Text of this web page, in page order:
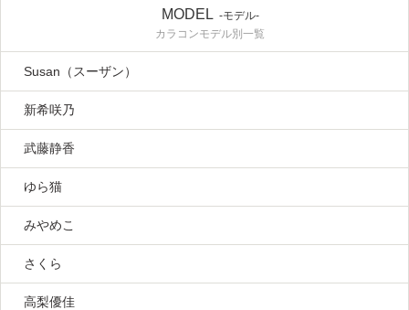
MODEL -モデル-
カラコンモデル別一覧
Susan（スーザン）
新希咲乃
武藤静香
ゆら猫
みやめこ
さくら
高梨優佳